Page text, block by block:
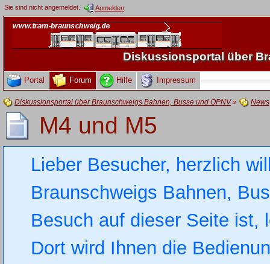
Sie sind nicht angemeldet. Anmelden
Diskussionsportal über
Portal Forum Hilfe Impressum
Diskussionsportal über Braunschweigs Bahnen, Busse und ÖPNV» News
M4 und M5
Lieber Besucher, herzlich
Braunschweigs Bahnen,
Besuch auf dieser Seite
Dort wird Ihnen die